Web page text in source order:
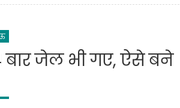
आदित्यनाथ
आजजेल भी गए, ऐसे बने